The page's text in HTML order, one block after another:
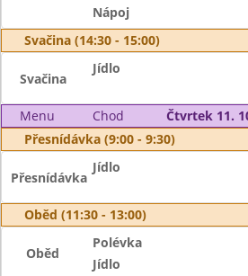
Nápoj
Svačina (14:30 - 15:00)
Svačina
Jídlo
Menu Chod
Čtvrtek 11.
Přesnídávka (9:00 - 9:30)
Přesnídávka
Jídlo
Oběd (11:30 - 13:00)
Oběd
Polévka
Jídlo